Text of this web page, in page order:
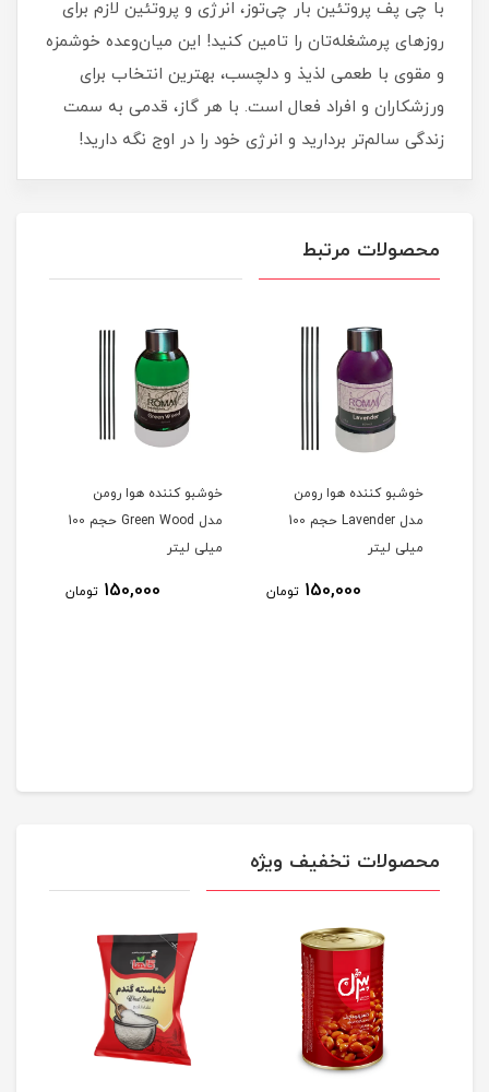
با چی پف پروتئین بار چی‌توز، انرژی و پروتئین لازم برای
روزهای پرمشغله‌تان را تامین کنید! این میان‌وعده خوشمزه
و مقوی با طعمی لذیذ و دلچسب، بهترین انتخاب برای
ورزشکاران و افراد فعال است. با هر گاز، قدمی به سمت
زندگی سالم‌تر بردارید و انرژی خود را در اوج نگه دارید!
محصولات مرتبط
خوشبو کننده هوا رومن
مدل Lavender حجم 100
میلی لیتر
150,000 تومان
خوشبو کننده هوا رومن
مدل Green Wood حجم 100
میلی لیتر
150,000 تومان
محصولات تخفیف ویژه